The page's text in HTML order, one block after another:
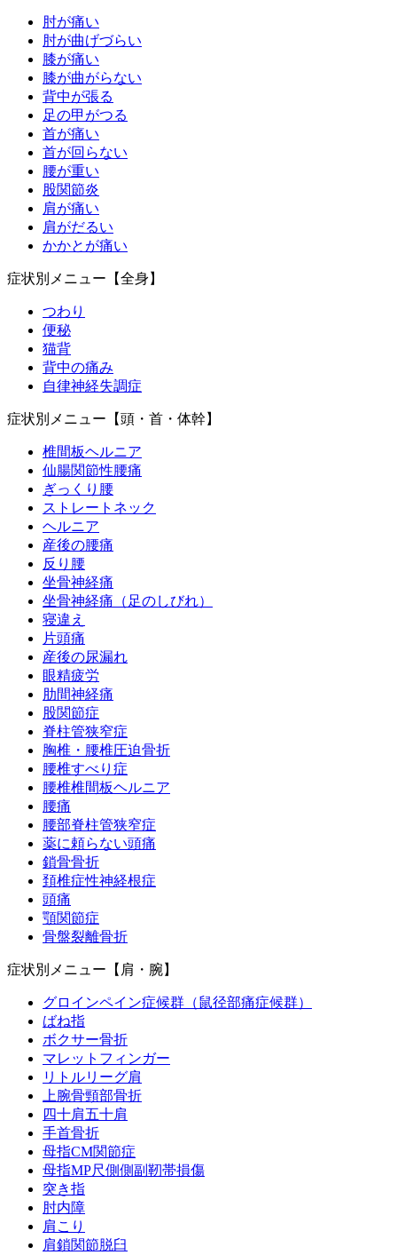
肘が痛い
肘が曲げづらい
膝が痛い
膝が曲がらない
背中が張る
足の甲がつる
首が痛い
首が回らない
腰が重い
股関節炎
肩が痛い
肩がだるい
かかとが痛い
症状別メニュー【全身】
つわり
便秘
猫背
背中の痛み
自律神経失調症
症状別メニュー【頭・首・体幹】
椎間板ヘルニア
仙腸関節性腰痛
ぎっくり腰
ストレートネック
ヘルニア
産後の腰痛
反り腰
坐骨神経痛
坐骨神経痛（足のしびれ）
寝違え
片頭痛
産後の尿漏れ
眼精疲労
肋間神経痛
股関節症
脊柱管狭窄症
胸椎・腰椎圧迫骨折
腰椎すべり症
腰椎椎間板ヘルニア
腰痛
腰部脊柱管狭窄症
薬に頼らない頭痛
鎖骨骨折
頚椎症性神経根症
頭痛
顎関節症
骨盤裂離骨折
症状別メニュー【肩・腕】
グロインペイン症候群（鼠径部痛症候群）
ばね指
ボクサー骨折
マレットフィンガー
リトルリーグ肩
上腕骨頸部骨折
四十肩五十肩
手首骨折
母指CM関節症
母指MP尺側側副靭帯損傷
突き指
肘内障
肩こり
肩鎖関節脱臼